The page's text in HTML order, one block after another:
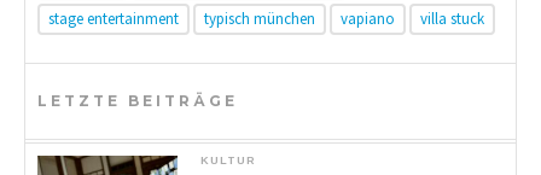
stage entertainment
typisch münchen vapiano villa stuck
LETZTE BEITRÄGE
KULTUR